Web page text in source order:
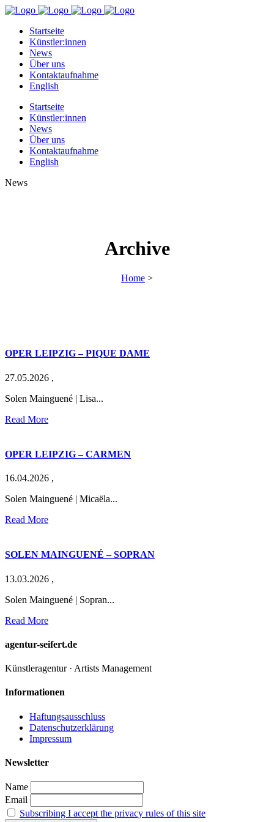
Startseite
Künstler:innen
News
Über uns
Kontaktaufnahme
English
Startseite
Künstler:innen
News
Über uns
Kontaktaufnahme
English
News
Archive
Home >
OPER LEIPZIG – PIQUE DAME
27.05.2026 ,
Solen Mainguené | Lisa...
Read More
OPER LEIPZIG – CARMEN
16.04.2026 ,
Solen Mainguené | Micaëla...
Read More
SOLEN MAINGUENÉ – SOPRAN
13.03.2026 ,
Solen Mainguené | Sopran...
Read More
agentur-seifert.de
Künstleragentur · Artists Management
Informationen
Haftungsausschluss
Datenschutzerklärung
Impressum
Newsletter
Name
Email
Subscribing I accept the privacy rules of this site